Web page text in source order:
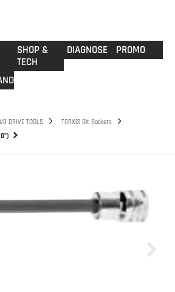
SHOP &
TECH
DIAGNOSE PROMO
8 DRIVE TOOLS
TORX© Bit Sockets